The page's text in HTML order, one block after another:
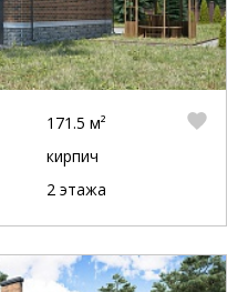
171.5 м²
кирпич
2 этажа